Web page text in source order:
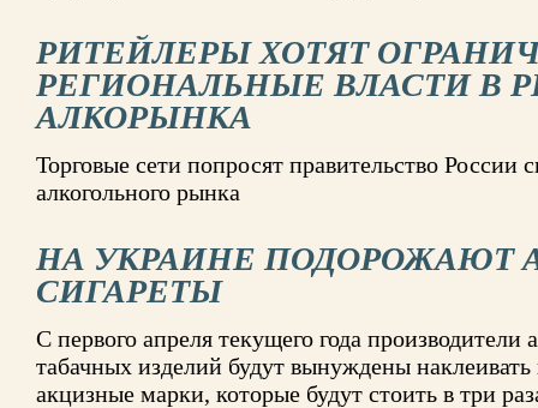
РИТЕЙЛЕРЫ ХОТЯТ
РЕГИОНАЛЬНЫЕ ВЛАСТИ В
АЛКОРЫНКА
Торговые сети попросят правительство России
алкогольного рынка
НА УКРАИНЕ ПОДОРОЖАЮТ
СИГАРЕТЫ
С первого апреля текущего года производители
табачных изделий будут вынуждены
акцизные марки, которые будут стоить в три